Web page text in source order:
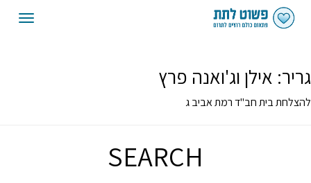
גריר: אילן וג'ואנה פרץ
להצלחת בית חב"ד רמת אביב ג
SEARCH